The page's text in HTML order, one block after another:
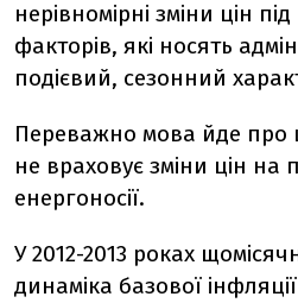
нерівномірні зміни цін
факторів, які носять
подієвий, сезонний
Переважно мова йде про
не враховує зміни цін на
енергоносії.
У 2012-2013 роках
динаміка базової